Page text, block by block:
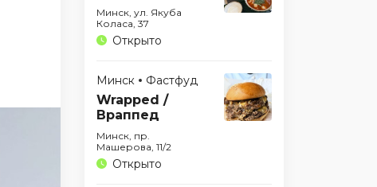
Минск, ул. Якуба
Коласа, 37
Открыто
Минск Фастфуд
Wrapped /
Враппед
Минск, пр.
Машерова, 11/2
Открыто